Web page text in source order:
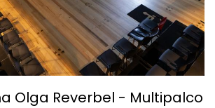
Olga Reverbel - Multipalco